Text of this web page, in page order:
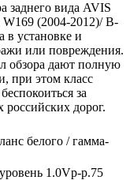
заднего вида AVIS
(2004-2012)/ B-
в установке и
или повреждения.
обзора дают полную
при этом класс
за
российских дорог.
белого / гамма-
1.0Vp-p.75